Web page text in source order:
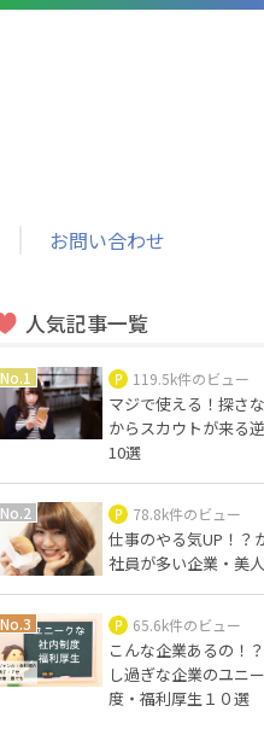
お問い合わせ
人気記事一覧
119.5k件のビュー
マジで使える！探さ
からスカウトが来る
10選
78.8k件のビュー
仕事のやる気UP！？
社員が多い企業・美
65.6k件のビュー
こんな企業あるの！
し過ぎな企業のユニ
度・福利厚生１０選